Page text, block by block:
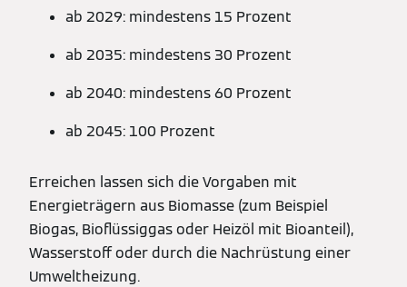
ab 2029: mindestens 15 Prozent
ab 2035: mindestens 30 Prozent
ab 2040: mindestens 60 Prozent
ab 2045: 100 Prozent
Erreichen lassen sich die Vorgaben mit
Energieträgern aus Biomasse (zum Beispiel
Biogas, Bioflüssiggas oder Heizöl mit Bioanteil),
Wasserstoff oder durch die Nachrüstung einer
Umweltheizung.